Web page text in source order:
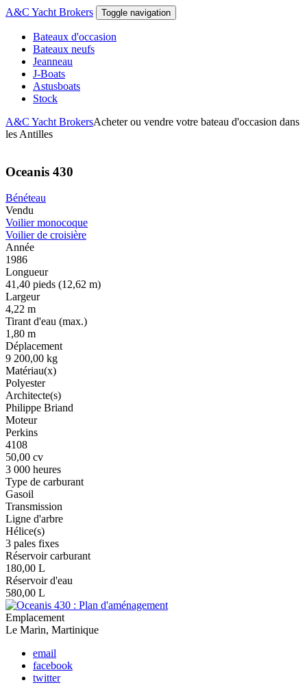
Aller au contenu principal
A&C Yacht Brokers Toggle navigation
Bateaux d'occasion
Bateaux neufs
Jeanneau
J-Boats
Astusboats
Stock
A&C Yacht BrokersAcheter ou vendre votre bateau d'occasion dans
les Antilles
Oceanis 430
Bénéteau
Vendu
Voilier monocoque
Voilier de croisière
Année
1986
Longueur
41,40 pieds (12,62 m)
Largeur
4,22 m
Tirant d'eau (max.)
1,80 m
Déplacement
9 200,00 kg
Matériau(x)
Polyester
Architecte(s)
Philippe Briand
Moteur
Perkins
4108
50,00 cv
3 000 heures
Type de carburant
Gasoil
Transmission
Ligne d'arbre
Hélice(s)
3 pales fixes
Réservoir carburant
180,00 L
Réservoir d'eau
580,00 L
Emplacement
Le Marin, Martinique
email
facebook
twitter